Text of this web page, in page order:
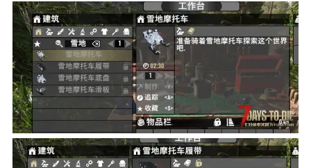
MOD下载 攻略教程 联机招募
大人
02-10 15:45
电脑端 其他&工具
卖挂
禁止发布联机可用的作弊模组，